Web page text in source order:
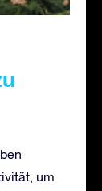
um